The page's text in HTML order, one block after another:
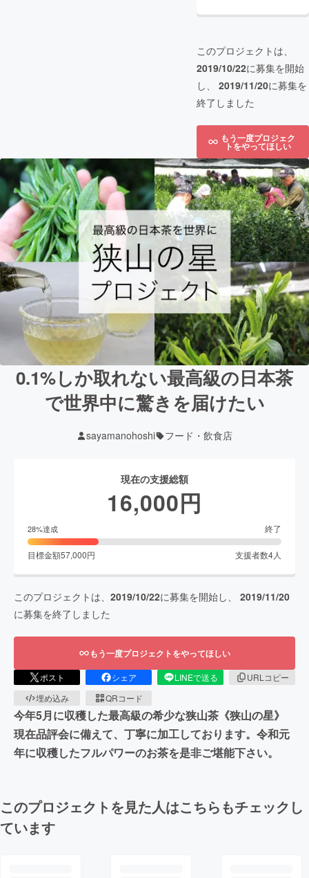
このプロジェクトは、
2019/10/22に募集を開始
し、 2019/11/20に募集を
終了しました
もう一度プロジェク
トをやってほしい
0.1%しか取れない最高級の日本茶
で世界中に驚きを届けたい
sayamanohoshi フード・飲食店
現在の支援総額
16,000円
28%達成 終了
目標金額57,000円 支援者数4人
このプロジェクトは、 2019/10/22に募集を開始し、 2019/11/20
に募集を終了しました
もう一度プロジェクトをやってほしい
ポスト シェア LINEで送る
URLコピー
埋め込み
QRコード
今年5月に収穫した最高級の希少な狭山茶《狭山の星》
現在品評会に備えて、丁寧に加工しております。令和元
年に収穫したフルパワーのお茶を是非ご堪能下さい。
このプロジェクトを見た人はこちらもチェックし
ています